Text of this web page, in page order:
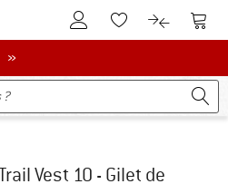
Vers le compte client
Vers la liste
Vers le
»
Vest 10 - Gilet de